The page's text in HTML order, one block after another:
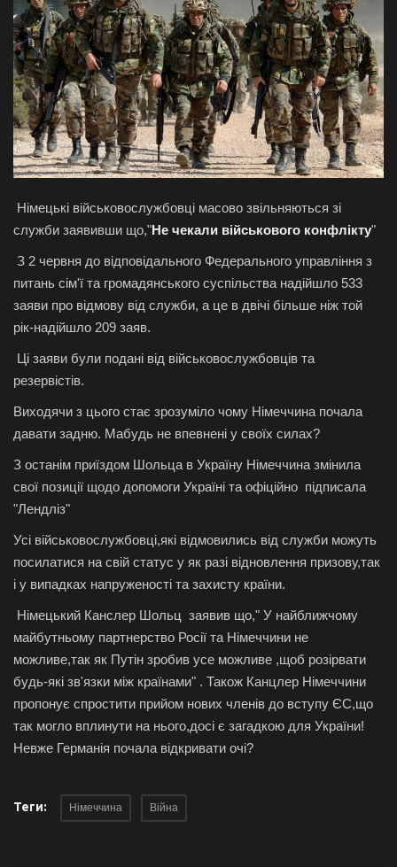
Політика
Економіка
Технології
Спорт
Авто
Мова
English Ukraine
Німецькі військовослужбовці масово звільняються зі
служби заявивши що,"Не чекали військового конфлікту"
З 2 червня до відповідального Федерального управління з
питань сім'ї та громадянського суспільства надійшло 533
заяви про відмову від служби, а це в двічі більше ніж той
рік-надійшло 209 заяв.
Ці заяви були подані від військовослужбовців та
резервістів.
Виходячи з цього стає зрозуміло чому Німеччина почала
давати задню. Мабудь не впевнені у своїх силах?
З останім приїздом Шольца в Україну Німеччина змінила
свої позиції щодо допомоги Україні та офіційно підписала
"Лендліз"
Усі військовослужбовці,які відмовились від служби можуть
посилатися на свій статус у як разі відновлення призову,так
і у випадках напруженості та захисту країни.
Німецький Канслер Шольц заявив що," У найближчому
майбутньому партнерство Росії та Німеччини не
можливе,так як Путін зробив усе можливе ,щоб розірвати
будь-які зв'язки між країнами" . Також Канцлер Німеччини
пропонує спростити прийом нових членів до вступу ЄС,що
так могло вплинути на нього,досі є загадкою для України!
Невже Германія почала відкривати очі?
Теги: Німеччина Війна